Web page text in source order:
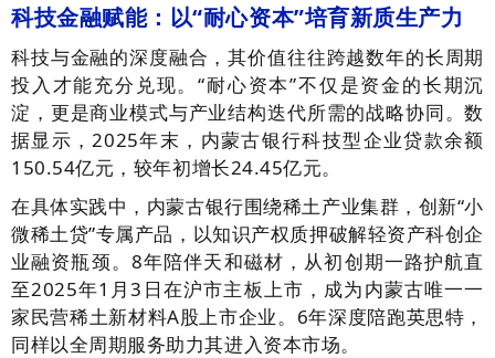
科技金融赋能：以“耐心资本”培育新质生产力
科技与金融的深度融合，其价值往往跨越数年的长周期
投入才能充分兑现。“耐心资本”不仅是资金的长期沉
淀，更是商业模式与产业结构迭代所需的战略协同。数
据显示，2025年末，内蒙古银行科技型企业贷款余额
150.54亿元，较年初增长24.45亿元。
在具体实践中，内蒙古银行围绕稀土产业集群，创新“小
微稀土贷”专属产品，以知识产权质押破解轻资产科创企
业融资瓶颈。8年陪伴天和磁材，从初创期一路护航直
至2025年1月3日在沪市主板上市，成为内蒙古唯一一
家民营稀土新材料A股上市企业。6年深度陪跑英思特，
同样以全周期服务助力其进入资本市场。